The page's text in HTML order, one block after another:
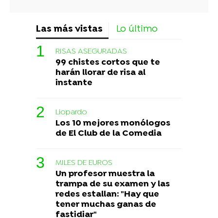
Las más vistas Lo último
RISAS ASEGURADAS
99 chistes cortos que te
harán llorar de risa al
instante
Liopardo
Los 10 mejores monólogos
de El Club de la Comedia
MILES DE EUROS
Un profesor muestra la
trampa de su examen y las
redes estallan: "Hay que
tener muchas ganas de
fastidiar"